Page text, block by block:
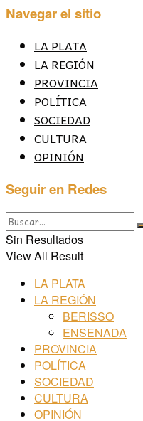
Navegar el sitio
LA PLATA
LA REGIÓN
PROVINCIA
POLÍTICA
SOCIEDAD
CULTURA
OPINIÓN
Seguir en Redes
Sin Resultados
View All Result
LA PLATA
LA REGIÓN
BERISSO
ENSENADA
PROVINCIA
POLÍTICA
SOCIEDAD
CULTURA
OPINIÓN